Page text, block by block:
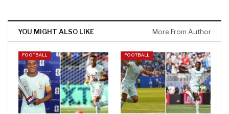
YOU MIGHT ALSO LIKE More From Author
FOOTBALL FOOTBALL